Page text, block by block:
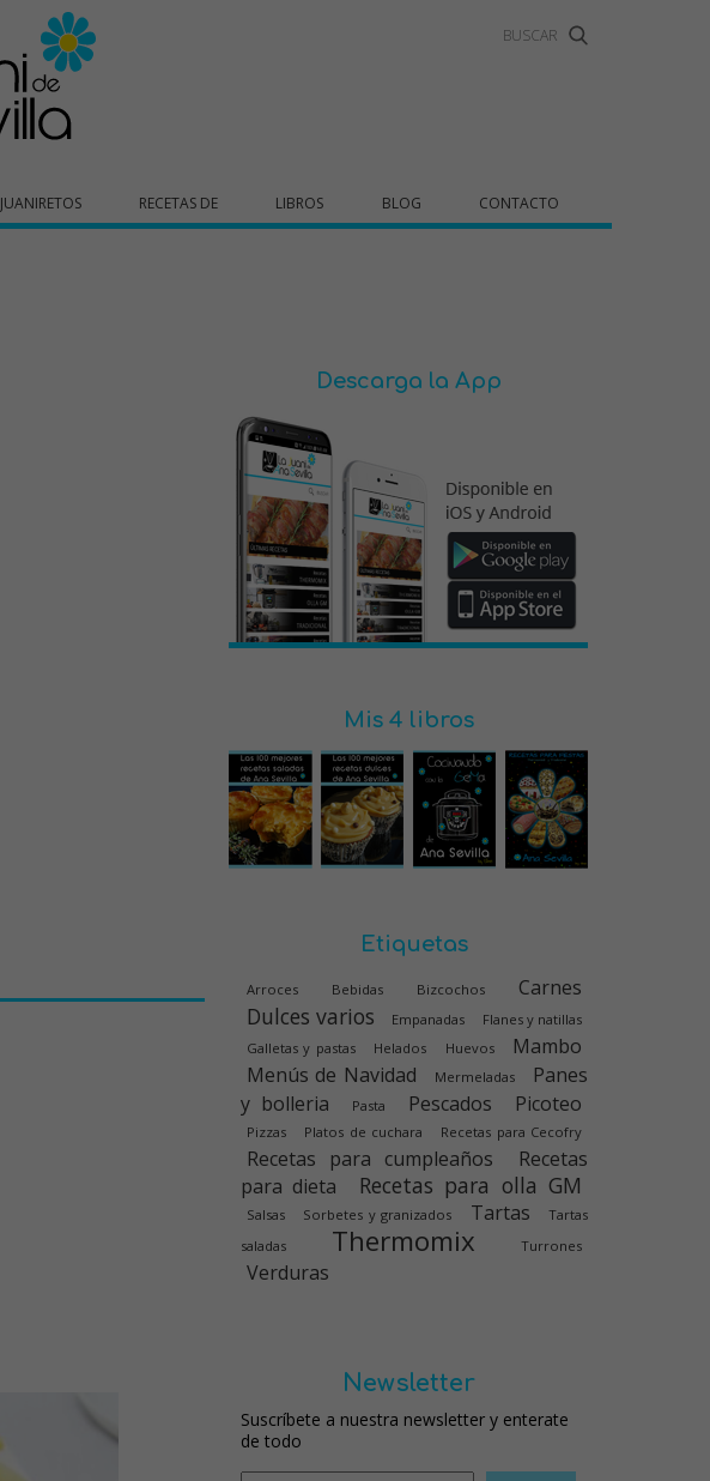
JUANIRETOS RECETAS DE LIBROS BLOG CONTACTO
Descarga la App
Mis 4 libros
Etiquetas
Arroces Bebidas Bizcochos Carnes
Dulces varios Empanadas
Flanes y natillas
Galletas y pastas
Helados Huevos
Mambo
Menús de Navidad
Mermeladas
Panes
y bolleria
Pasta Pescados Picoteo
Pizzas Platos de cuchara Recetas para Cecofry
Recetas para cumpleaños
Recetas
para dieta
Recetas para olla GM
Salsas Sorbetes y granizados Tartas
Tartas
saladas
Thermomix Turrones
Verduras
Newsletter
Suscríbete a nuestra newsletter y enterate
de todo